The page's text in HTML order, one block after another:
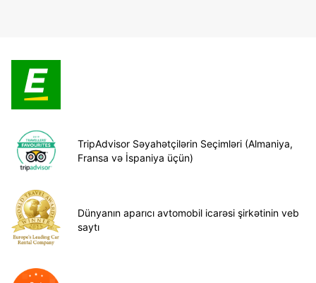
TripAdvisor Səyahətçilərin Seçimləri (Almaniya,
Fransa və İspaniya üçün)
Dünyanın aparıcı avtomobil icarəsi şirkətinin veb
saytı